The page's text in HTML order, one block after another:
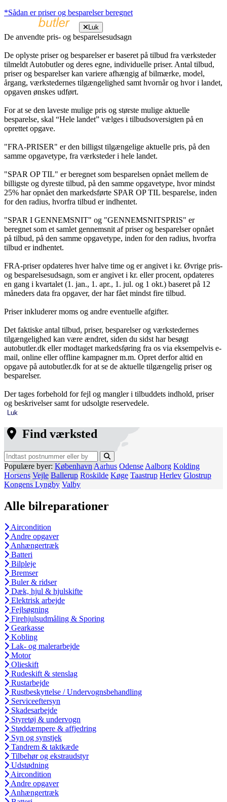
*Sådan er priser og besparelser beregnet
Luk
De anvendte pris- og besparelsesudsagn
De oplyste priser og besparelser er baseret på tilbud fra værksteder
tilmeldt Autobutler og deres egne, individuelle priser. Antal tilbud,
priser og besparelser kan variere afhængig af bilmærke, model,
årgang, værkstedernes tilgængelighed samt hvornår og hvor i landet,
opgaven ønskes udført.
For at se den laveste mulige pris og største mulige aktuelle
besparelse, skal “Hele landet” vælges i tilbudsoversigten på en
oprettet opgave.
"FRA-PRISER" er den billigst tilgængelige aktuelle pris, på den
samme opgavetype, fra værksteder i hele landet.
"SPAR OP TIL" er beregnet som besparelsen opnået mellem de
billigste og dyreste tilbud, på den samme opgavetype, hvor mindst
25% har opnået den markedsførte SPAR OP TIL besparelse, inden
for den radius, hvorfra tilbud er indhentet.
"SPAR I GENNEMSNIT" og "GENNEMSNITSPRIS" er
beregnet som et samlet gennemsnit af priser og besparelser opnået
på tilbud, på den samme opgavetype, inden for den radius, hvorfra
tilbud er indhentet.
FRA-priser opdateres hver halve time og er angivet i kr. Øvrige pris-
og besparelsesudsagn, som er angivet i kr. eller procent, opdateres
en gang i kvartalet (1. jan., 1. apr., 1. jul. og 1 okt.) baseret på 12
måneders data fra opgaver, der har fået mindst fire tilbud.
Priser inkluderer moms og andre eventuelle afgifter.
Det faktiske antal tilbud, priser, besparelser og værkstedernes
tilgængelighed kan være ændret, siden du sidst har besøgt
autobutler.dk eller modtaget markedsføring fra os via eksempelvis e-
mail, online eller offline kampagner m.m. Opret derfor altid en
opgave på autobutler.dk for at se de aktuelle tilgængelig priser og
besparelser.
Der tages forbehold for fejl og mangler i tilbuddets indhold, priser
og beskrivelser samt for udsolgte reservedele.
Luk
Find værksted
Populære byer: København Aarhus Odense Aalborg Kolding
Horsens Vejle Ballerup Roskilde Køge Taastrup Herlev Glostrup
Kongens Lyngby Valby
Alle bilreparationer
Aircondition
Andre opgaver
Anhængertræk
Batteri
Bilpleje
Bremser
Buler & ridser
Dæk, hjul & hjulskifte
Elektrisk arbejde
Fejlsøgning
Firehjulsudmåling & Sporing
Gearkasse
Kobling
Lak- og malerarbejde
Motor
Olieskift
Rudeskift & stenslag
Rustarbejde
Rustbeskyttelse / Undervognsbehandling
Serviceeftersyn
Skadesarbejde
Styretøj & undervogn
Støddæmpere & affjedring
Syn og synstjek
Tandrem & taktkæde
Tilbehør og ekstraudstyr
Udstødning
Aircondition
Andre opgaver
Anhængertræk